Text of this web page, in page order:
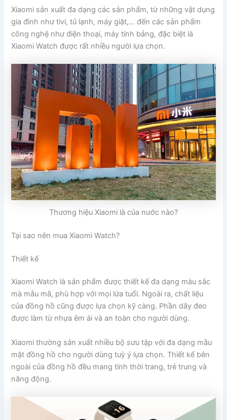
Xiaomi sản xuất đa dạng các sản phẩm, từ những vật dụng
gia đình như tivi, tủ lạnh, máy giặt,… đến các sản phẩm
công nghệ như điện thoại, máy tính bảng, đặc biệt là
Xiaomi Watch được rất nhiều người lựa chọn.
Thương hiệu Xiaomi là của nước nào?
Tại sao nên mua Xiaomi Watch?
Thiết kế
Xiaomi Watch là sản phẩm được thiết kế đa dạng màu sắc
mà mẫu mã, phù hợp với mọi lứa tuổi. Ngoài ra, chất liệu
của đồng hồ cũng được lựa chọn kỹ càng. Phần dây đeo
được làm từ nhựa êm ái và an toàn cho người dùng.
Xiaomi thường sản xuất nhiều bộ sưu tập với đa dạng mẫu
mặt đồng hồ cho người dùng tuỳ ý lựa chọn. Thiết kế bên
ngoài của đồng hồ đều mang tính thời trang, trẻ trung và
năng động.